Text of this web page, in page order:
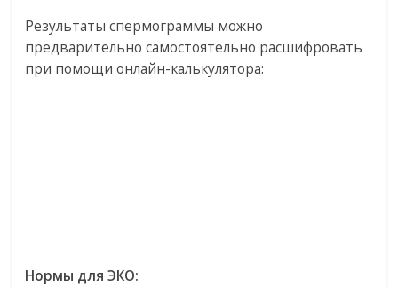
Результаты спермограммы можно
предварительно самостоятельно расшифровать
при помощи онлайн-калькулятора:
Нормы для ЭКО: